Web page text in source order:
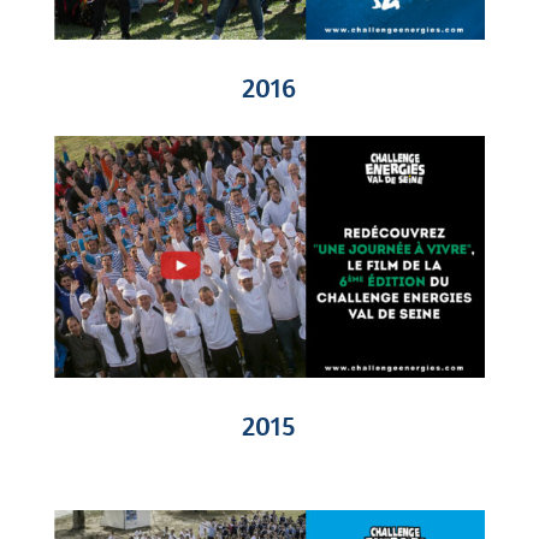
2016
2015